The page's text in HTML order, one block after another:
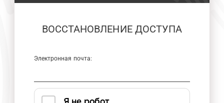
ВОССТАНОВЛЕНИЕ ДОСТУПА
Электронная почта: